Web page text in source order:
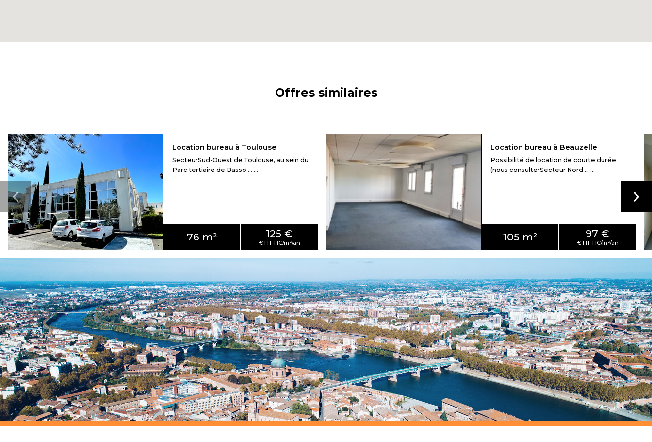
Offres similaires
Location bureau à Toulouse
SecteurSud-Ouest de Toulouse, au sein du
Parc tertiaire de Basso ... ...
76 m² 125 €
Location bureau à Beauzelle
Possibilité de location de courte durée
(nous consulterSecteur Nord ... ...
105 m² 97 €